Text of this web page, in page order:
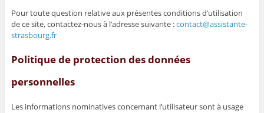
Pour toute question relative aux présentes conditions d’utilisation
de ce site, contactez-nous à l’adresse suivante :contact@assistante-
strasbourg.fr
Politique de protection des données
personnelles
Les informations nominatives concernant l’utilisateur sont à usage